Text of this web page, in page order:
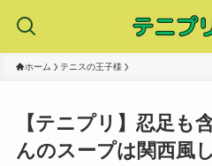
ホーム テニスの王子様
【テニプリ】忍足も
んのスープは関西風